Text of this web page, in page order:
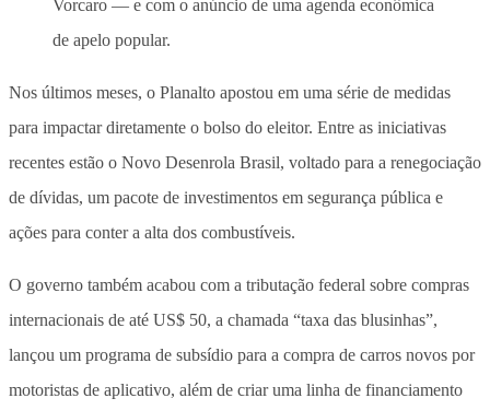
Vorcaro — e com o anúncio de uma agenda econômica
de apelo popular.
Nos últimos meses, o Planalto apostou em uma série de medidas
para impactar diretamente o bolso do eleitor. Entre as iniciativas
recentes estão o Novo Desenrola Brasil, voltado para a renegociação
de dívidas, um pacote de investimentos em segurança pública e
ações para conter a alta dos combustíveis.
O governo também acabou com a tributação federal sobre compras
internacionais de até US$ 50, a chamada “taxa das blusinhas”,
lançou um programa de subsídio para a compra de carros novos por
motoristas de aplicativo, além de criar uma linha de financiamento